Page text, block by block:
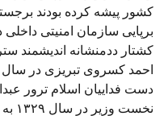
کشور پیشه کرده بودند
برپایی سازمان امنیتی داخلی
کشتار ددمنشانه اندیشمند
دست فداییان اسلام ترور